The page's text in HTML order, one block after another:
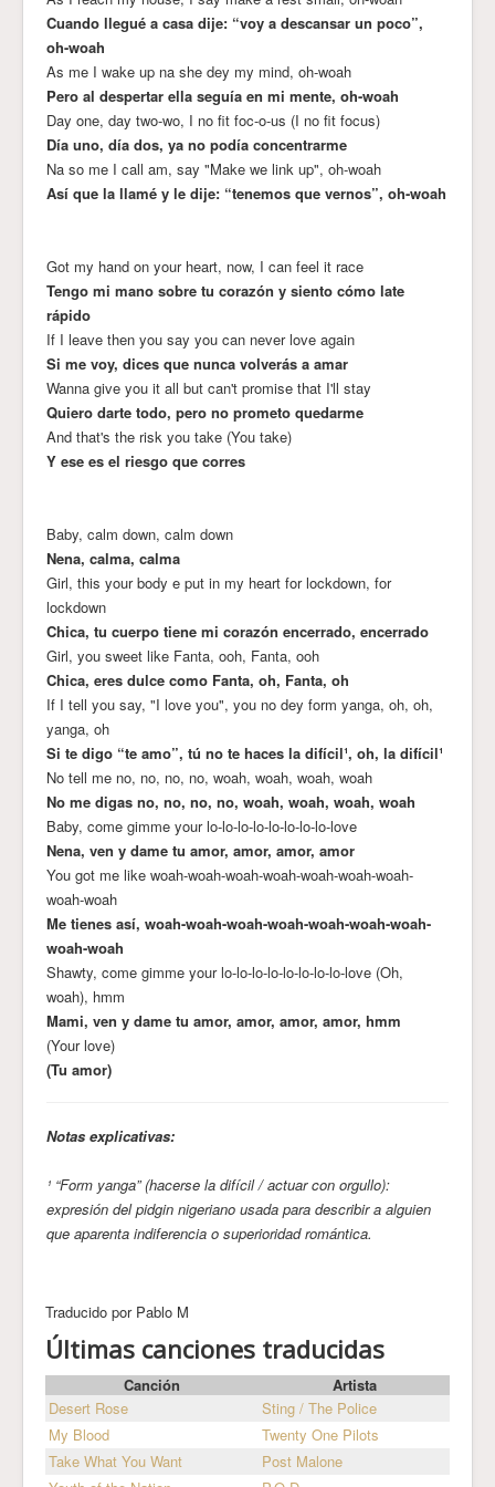
Cuando llegué a casa dije: “voy a descansar un poco”,
oh-woah
As me I wake up na she dey my mind, oh-woah
Pero al despertar ella seguía en mi mente, oh-woah
Day one, day two-wo, I no fit foc-o-us (I no fit focus)
Día uno, día dos, ya no podía concentrarme
Na so me I call am, say "Make we link up", oh-woah
Así que la llamé y le dije: “tenemos que vernos”, oh-woah
Got my hand on your heart, now, I can feel it race
Tengo mi mano sobre tu corazón y siento cómo late
rápido
If I leave then you say you can never love again
Si me voy, dices que nunca volverás a amar
Wanna give you it all but can't promise that I'll stay
Quiero darte todo, pero no prometo quedarme
And that's the risk you take (You take)
Y ese es el riesgo que corres
Baby, calm down, calm down
Nena, calma, calma
Girl, this your body e put in my heart for lockdown, for
lockdown
Chica, tu cuerpo tiene mi corazón encerrado, encerrado
Girl, you sweet like Fanta, ooh, Fanta, ooh
Chica, eres dulce como Fanta, oh, Fanta, oh
If I tell you say, "I love you", you no dey form yanga, oh, oh,
yanga, oh
Si te digo “te amo”, tú no te haces la difícil¹, oh, la difícil¹
No tell me no, no, no, no, woah, woah, woah, woah
No me digas no, no, no, no, woah, woah, woah, woah
Baby, come gimme your lo-lo-lo-lo-lo-lo-lo-lo-love
Nena, ven y dame tu amor, amor, amor, amor
You got me like woah-woah-woah-woah-woah-woah-woah-
woah-woah
Me tienes así, woah-woah-woah-woah-woah-woah-woah-
woah-woah
Shawty, come gimme your lo-lo-lo-lo-lo-lo-lo-lo-love (Oh,
woah), hmm
Mami, ven y dame tu amor, amor, amor, amor, hmm
(Your love)
(Tu amor)
Notas explicativas:
¹ “Form yanga” (hacerse la difícil / actuar con orgullo):
expresión del pidgin nigeriano usada para describir a alguien
que aparenta indiferencia o superioridad romántica.
Traducido por Pablo M
Últimas canciones traducidas
Canción
Artista
Desert Rose
Sting / The Police
My Blood
Twenty One Pilots
Take What You Want
Post Malone